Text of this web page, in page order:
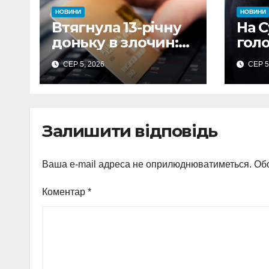
НОВИНИ
Втягнула 13-річну
доньку в злочин:
на Сумщині мати
витратила майже
480 тисяч грн з
СЕР 5, 2026
НОВИНИ
На
СЕР
Залишити відповідь
Ваша e-mail адреса не оприлюднюватиметься.
Коментар *